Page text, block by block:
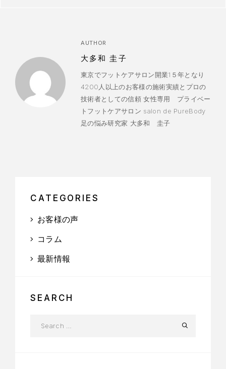
AUTHOR
大多和 圭子
東京でフットケアサロン開業1５年となり
4200人以上のお客様の施術実績とプロの
技術者としての信頼 女性専用 プライベー
トフットケアサロン salon de PureBody
足の悩み研究家 大多和 圭子
CATEGORIES
お客様の声
コラム
最新情報
SEARCH